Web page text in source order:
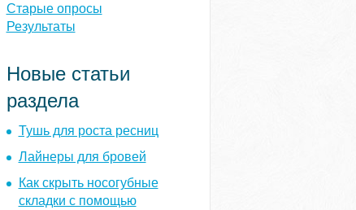
Старые опросы
Результаты
Новые статьи
раздела
Тушь для роста ресниц
Лайнеры для бровей
Как скрыть носогубные
складки с помощью